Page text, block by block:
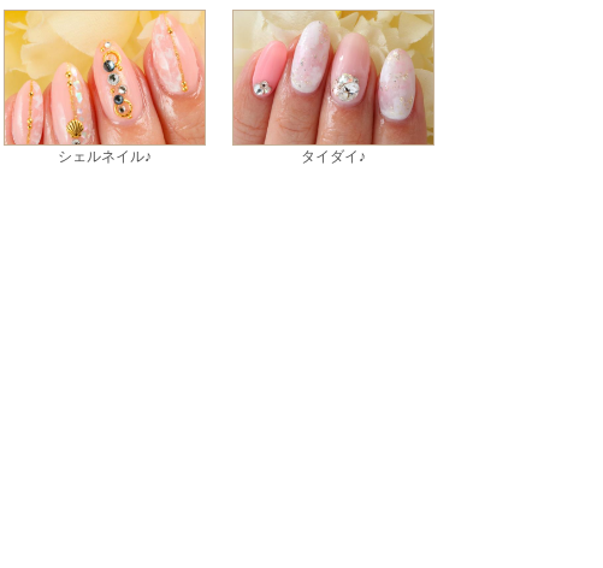
シェルネイル♪ タイダイ♪